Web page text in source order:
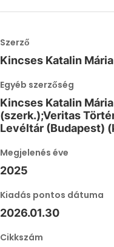
Szerző
Kincses Katalin
Egyéb szerzőség
Kincses Katalin
(szerk.);Veritas
Levéltár (Budapest)
Megjelenés éve
2025
Kiadás pontos dátuma
2026.01.30
Cikkszám